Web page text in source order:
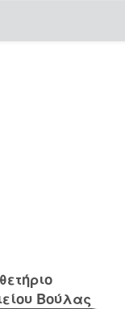
Βούλας